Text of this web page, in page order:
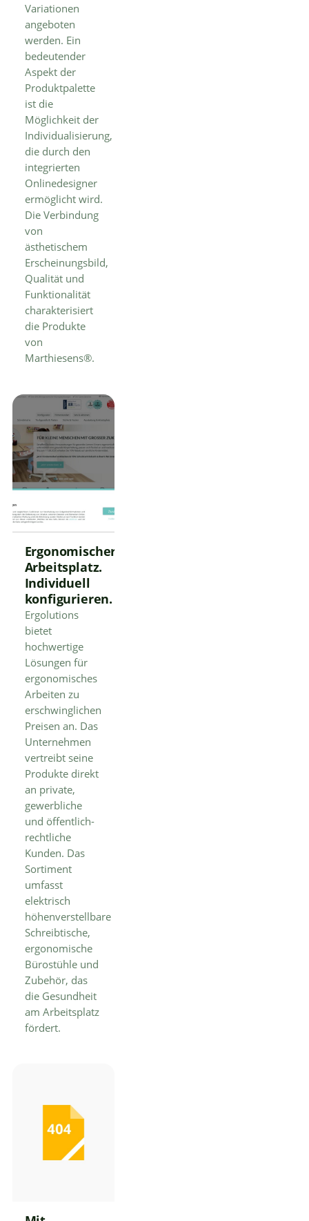
Variationen
angeboten
werden. Ein
bedeutender
Aspekt der
Produktpalette
ist die
Möglichkeit der
Individualisierung,
die durch den
integrierten
Onlinedesigner
ermöglicht wird.
Die Verbindung
von
ästhetischem
Erscheinungsbild,
Qualität und
Funktionalität
charakterisiert
die Produkte
von
Marthiesens®.
Ergonomischer
Arbeitsplatz.
Individuell
konfigurieren.
Ergolutions
bietet
hochwertige
Lösungen für
ergonomisches
Arbeiten zu
erschwinglichen
Preisen an. Das
Unternehmen
vertreibt seine
Produkte direkt
an private,
gewerbliche
und öffentlich-
rechtliche
Kunden. Das
Sortiment
umfasst
elektrisch
höhenverstellbare
Schreibtische,
ergonomische
Bürostühle und
Zubehör, das
die Gesundheit
am Arbeitsplatz
fördert.